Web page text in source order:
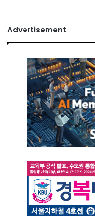
Advertisement